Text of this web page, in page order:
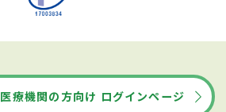
医療機関の方向け ログインページ